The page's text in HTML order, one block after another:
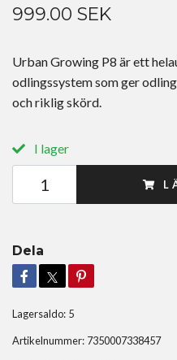
999.00 SEK
Urban Growing P8 är ett
odlingssystem som ger
och riklig skörd.
I lager
Dela
Lagersaldo: 5
Artikelnummer: 7350007338457